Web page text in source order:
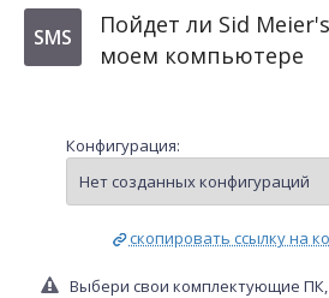
SMS
Пойдет ли Sid
моем компьютере
Конфигурация:
скопировать ссылку на
Выбери свои комплектующие